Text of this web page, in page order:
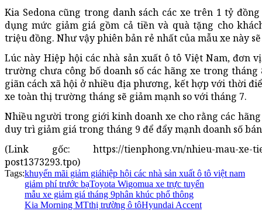
Kia Sedona cũng trong danh sách các xe trên 1 tỷ
dụng mức giảm giá gồm cả tiền và quà tặng cho
triệu đồng. Như vậy phiên bản rẻ nhất của mẫu xe này
Lúc này Hiệp hội các nhà sản xuất ô tô Việt Nam, đơn
trường chưa công bố doanh số các hãng xe trong
giãn cách xã hội ở nhiều địa phương, kết hợp với thời
xe toàn thị trường tháng sẽ giảm mạnh so với tháng 7.
Nhiều người trong giới kinh doanh xe cho rằng các
duy trì giảm giá trong tháng 9 để đẩy mạnh doanh số
(Link gốc: https://tienphong.vn/nhieu-mau-xe-
post1373293.tpo)
Tags:khuyến mãi giảm giáhiệp hội các nhà sản xuất ô tô việt nam
giảm phí trước bạToyota Wigomua xe trực tuyến
mẫu xe giảm giá tháng 9phân khúc phổ thông
Kia Morning MTthị trường ô tôHyundai Accent